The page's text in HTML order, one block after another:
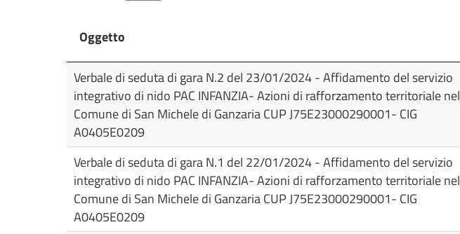
190/2012
Commissioni
Oggetto
Oggetto
Verbale di seduta di gara N.2 del 23/01/2024 - Affidamento del servizio
integrativo di nido PAC INFANZIA- Azioni di rafforzamento territoriale nel
Comune di San Michele di Ganzaria CUP J75E23000290001- CIG
A0405E0209
Verbale di seduta di gara N.1 del 22/01/2024 - Affidamento del servizio
integrativo di nido PAC INFANZIA- Azioni di rafforzamento territoriale nel
Comune di San Michele di Ganzaria CUP J75E23000290001- CIG
A0405E0209